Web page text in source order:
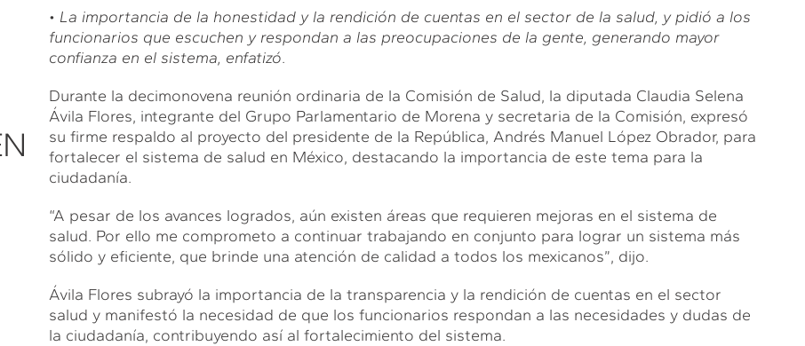
• La importancia de la honestidad y la rendición de cuentas en el sector de la salud, y pidió a los
funcionarios que escuchen y respondan a las preocupaciones de la gente, generando mayor
confianza en el sistema, enfatizó.
Durante la decimonovena reunión ordinaria de la Comisión de Salud, la diputada Claudia Selena
Ávila Flores, integrante del Grupo Parlamentario de Morena y secretaria de la Comisión, expresó
su firme respaldo al proyecto del presidente de la República, Andrés Manuel López Obrador, para
fortalecer el sistema de salud en México, destacando la importancia de este tema para la
ciudadanía.
“A pesar de los avances logrados, aún existen áreas que requieren mejoras en el sistema de
salud. Por ello me comprometo a continuar trabajando en conjunto para lograr un sistema más
sólido y eficiente, que brinde una atención de calidad a todos los mexicanos”, dijo.
Ávila Flores subrayó la importancia de la transparencia y la rendición de cuentas en el sector
salud y manifestó la necesidad de que los funcionarios respondan a las necesidades y dudas de
la ciudadanía, contribuyendo así al fortalecimiento del sistema.